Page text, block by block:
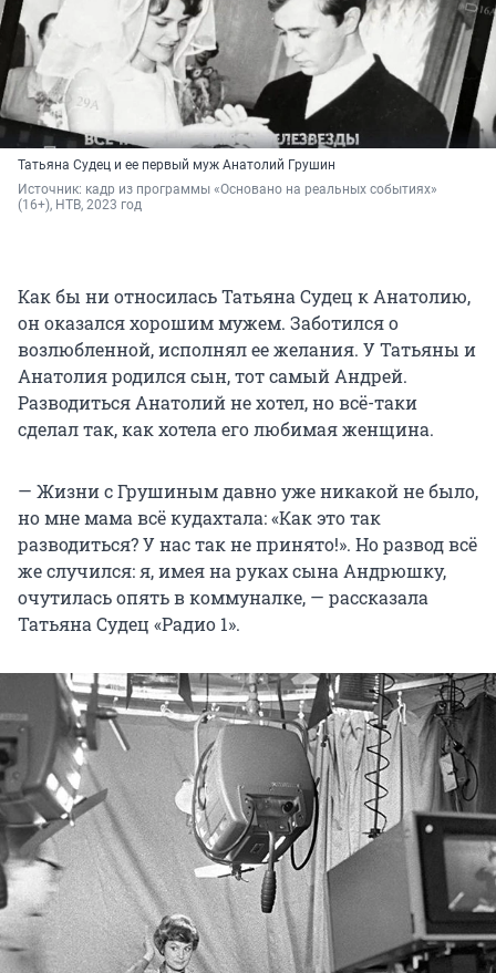
Татьяна Судец и ее первый муж Анатолий Грушин
Источник: кадр из программы «Основано на реальных событиях»
(16+), НТВ, 2023 год
Как бы ни относилась Татьяна Судец к Анатолию,
он оказался хорошим мужем. Заботился о
возлюбленной, исполнял ее желания. У Татьяны и
Анатолия родился сын, тот самый Андрей.
Разводиться Анатолий не хотел, но всё-таки
сделал так, как хотела его любимая женщина.
— Жизни с Грушиным давно уже никакой не было,
но мне мама всё кудахтала: «Как это так
разводиться? У нас так не принято!». Но развод всё
же случился: я, имея на руках сына Андрюшку,
очутилась опять в коммуналке, — рассказала
Татьяна Судец «Радио 1».